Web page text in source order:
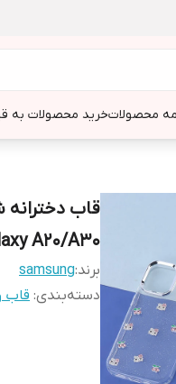
محصولاتخرید محصولات به
قاب دخترانه
A20/A30
برند:samsung
دسته‌بندی: قاب